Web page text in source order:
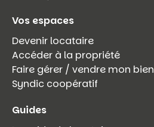
Vos espaces
Devenir locataire
Accéder à la propriété
Faire gérer / vendre mon bien
Syndic coopératif
Guides